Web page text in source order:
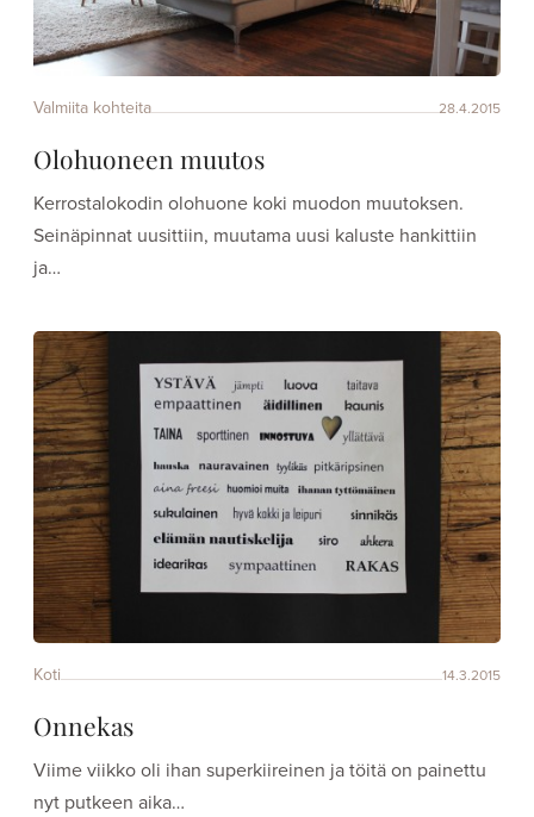
Valmiita kohteita 28.4.2015
Olohuoneen muutos
Kerrostalokodin olohuone koki muodon muutoksen.
Seinäpinnat uusittiin, muutama uusi kaluste hankittiin
ja…
Koti 14.3.2015
Onnekas
Viime viikko oli ihan superkiireinen ja töitä on painettu
nyt putkeen aika…